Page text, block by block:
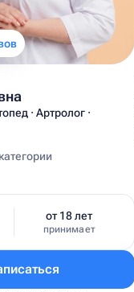
· Артролог ·
от 18 лет
принимает